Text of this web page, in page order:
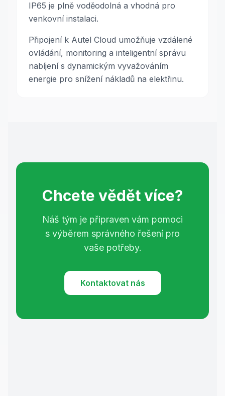
IP65 je plně voděodolná a vhodná pro
venkovní instalaci.
Připojení k Autel Cloud umožňuje vzdálené
ovládání, monitoring a inteligentní správu
nabíjení s dynamickým vyvažováním
energie pro snížení nákladů na elektřinu.
Chcete vědět více?
Náš tým je připraven vám pomoci
s výběrem správného řešení pro
vaše potřeby.
Kontaktovat nás